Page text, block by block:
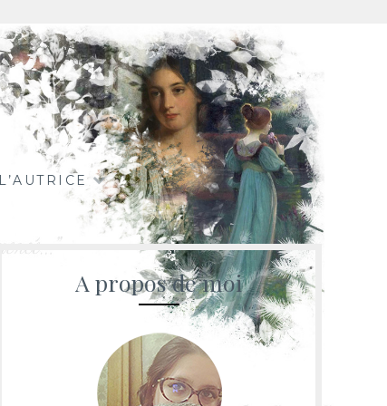
L’AUTRICE
A propos de moi